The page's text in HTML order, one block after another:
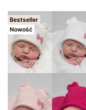
Bestseller
Nowość